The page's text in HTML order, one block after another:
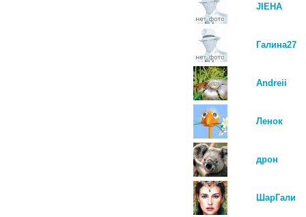
JIEHA
Галина27
Andreii
Ленок
дрон
ШарГали